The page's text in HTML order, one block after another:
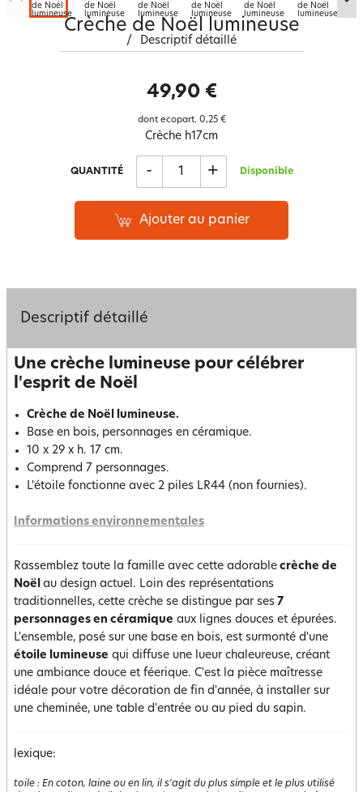
Crèche de Noël lumineuse
/ Descriptif détaillé
49,90 €
dont ecopart. 0,25 €
Crèche h17cm
QUANTITÉ - + Disponible
Ajouter au panier
Descriptif détaillé
Une crèche lumineuse pour célébrer
l'esprit de Noël
Crèche de Noël lumineuse.
Base en bois, personnages en céramique.
10 x 29 x h. 17 cm.
Comprend 7 personnages.
L'étoile fonctionne avec 2 piles LR44 (non fournies).
Informations environnementales
Rassemblez toute la famille avec cette adorable crèche de
Noël au design actuel. Loin des représentations
traditionnelles, cette crèche se distingue par ses 7
personnages en céramique aux lignes douces et épurées.
L'ensemble, posé sur une base en bois, est surmonté d'une
étoile lumineuse qui diffuse une lueur chaleureuse, créant
une ambiance douce et féerique. C'est la pièce maîtresse
idéale pour votre décoration de fin d'année, à installer sur
une cheminée, une table d'entrée ou au pied du sapin.
lexique:
toile : En coton, laine ou en lin, il s'agit du plus simple et le plus utilisé